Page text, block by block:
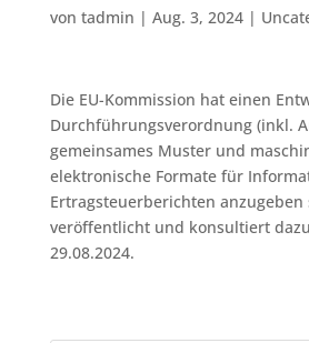
von tadmin | Aug. 3, 2024|
Die EU-Kommission hat einen
Durchführungsverordnung (inkl.
gemeinsames Muster und
elektronische Formate für
Ertragsteuerberichten anzugeben
veröffentlicht und konsultiert
29.08.2024.